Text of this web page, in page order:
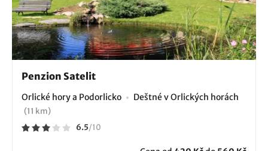
Penzion Satelit
Orlické hory a Podorlicko Deštné v Orlických horách
(11 km)
6.5/10